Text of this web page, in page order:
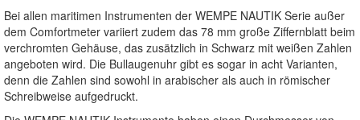
Bei allen maritimen Instrumenten der WEMPE NAUTIK Serie außer
dem Comfortmeter variiert zudem das 78 mm große Ziffernblatt beim
verchromten Gehäuse, das zusätzlich in Schwarz mit weißen Zahlen
angeboten wird. Die Bullaugenuhr gibt es sogar in acht Varianten,
denn die Zahlen sind sowohl in arabischer als auch in römischer
Schreibweise aufgedruckt.